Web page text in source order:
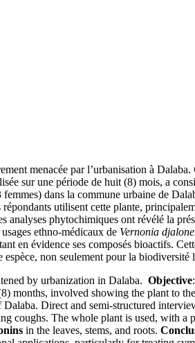
menacée par l’urbanisation à Dalaba.
sur une période de huit (8) mois, a
dans la commune urbaine de
répondants utilisent cette plante,
analyses phytochimiques ont révélé la
ethno-médicaux de Vernonia
en évidence ses composés bioactifs.
non seulement pour la
by urbanization in Dalaba. Objective
months, involved showing the plant to
Direct and semi-structured
coughs. The whole plant is used, with a
in the leaves, stems, and roots.